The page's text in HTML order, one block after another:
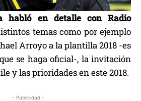
habló en detalle con Radio
temas como por ejemplo
Arroyo a la plantilla 2018 -es
se haga oficial-, la invitación
y las prioridades en este 2018.
- Publicidad -